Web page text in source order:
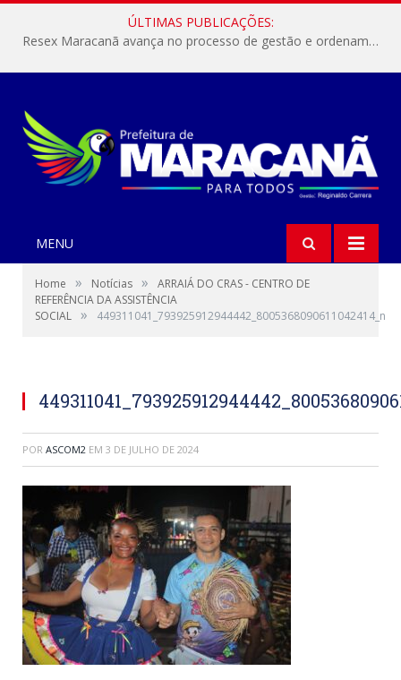
ÚLTIMAS PUBLICAÇÕES:
Resex Maracanã avança no processo de gestão e ordenamento do turismo em nossas áreas protegidas.
MENU
Home » Notícias »
ARRAIÁ DO CRAS - CENTRO DE
REFERÊNCIA DA ASSISTÊNCIA
SOCIAL » 449311041_793925912944442_8005368090611042414_n
POR ASCOM2 EM 3 DE JULHO DE 2024